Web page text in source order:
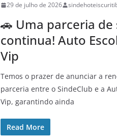
29 de julho de 2026
🚗 Uma parceria de
continua! Auto
Vip
Temos o prazer de anunciar a
parceria entre o SindeClub e a
Vip, garantindo ainda
Read More